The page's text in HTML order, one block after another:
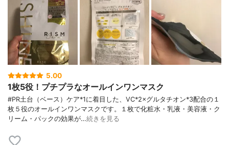
5.00
1枚5役！プチプラなオールインワンマスク
#PR土台（ベース）ケア*1に着目した、VC*2×グルタチオン*3配合の１
枚５役のオールインワンマスクです。１枚で化粧水・乳液・美容液・ク
リーム・パックの効果が…続きを見る